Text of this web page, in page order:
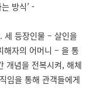
방식’ -
세 등장인물 – 살인을
해자의 어머니 – 을 통
개념을 전복시켜, 해체
임을 통해 관객들에게